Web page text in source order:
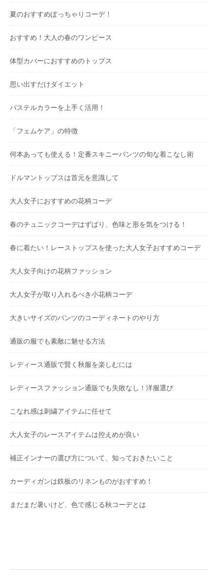
夏のおすすめぽっちゃりコーデ！
おすすめ！大人の春のワンピース
体型カバーにおすすめのトップス
思い出すだけダイエット
パステルカラーを上手く活用！
「フェムケア」の特徴
何本あっても使える！定番スキニーパンツの旬な着こなし術
ドルマントップスは首元を意識して
大人女子におすすめの花柄コーデ
春のチュニックコーデはずばり、色味と形を気をつける！
春に着たい！レーストップスを使った大人女子おすすめコーデ
大人女子向けの花柄ファッション
大人女子が取り入れるべき小花柄コーデ
大きいサイズのパンツのコーディネートのやり方
通販の服でも素敵に魅せる方法
レディース通販で賢く秋服を楽しむには
レディースファッション通販でも失敗なし！洋服選び
こなれ感は刺繍アイテムに任せて
大人女子のレースアイテムは控えめが良い
補正インナーの選び方について、知っておきたいこと
カーディガンは鉄板のリネンものがおすすめ！
まだまだ暑いけど、色で感じる秋コーデとは